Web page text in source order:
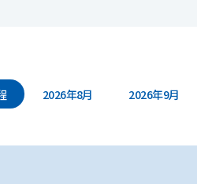
2026年8月 2026年9月